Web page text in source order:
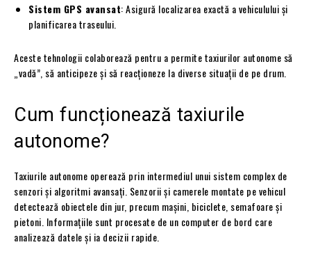
Sistem GPS avansat: Asigură localizarea exactă a vehiculului și
planificarea traseului.
Aceste tehnologii colaborează pentru a permite taxiurilor autonome să
„vadă”, să anticipeze și să reacționeze la diverse situații de pe drum.
Cum funcționează taxiurile
autonome?
Taxiurile autonome operează prin intermediul unui sistem complex de
senzori și algoritmi avansați. Senzorii și camerele montate pe vehicul
detectează obiectele din jur, precum mașini, biciclete, semafoare și
pietoni. Informațiile sunt procesate de un computer de bord care
analizează datele și ia decizii rapide.